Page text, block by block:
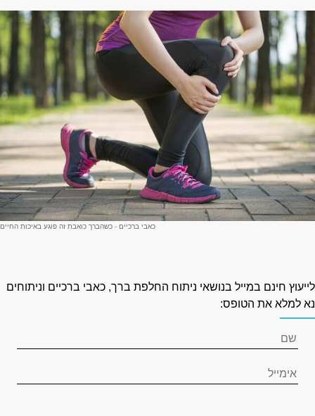
כאבי ברכיים - כשהברך כואבת זה פוגע באיכות החיים
לייעוץ חינם במייל בנושאי ניתוח החלפת ברך, כאבי ברכיים וניתוחים
נא למלא את הטופס: